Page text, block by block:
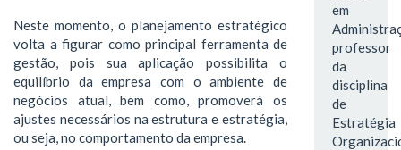
Neste momento, o planejamento estratégico
volta a figurar como principal ferramenta de
gestão, pois sua aplicação possibilita o
equilíbrio da empresa com o ambiente de
negócios atual, bem como, promoverá os
ajustes necessários na estrutura e estratégia,
ou seja, no comportamento da empresa.
em
professor
da
disciplina
de
Estratégia